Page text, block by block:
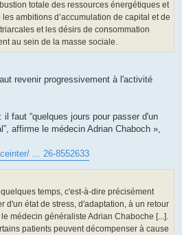
totale des ressources énergétiques et
ambitions d’accumulation de capital et de
et les désirs de consommation
au sein de la masse sociale.
revenir progressivement à l'activité
faut “quelques jours pour passer d'un
affirme le médecin Adrian Chaboch »,
... 26-8552633
temps, c'est-à-dire précisément
d'un état de stress, d'adaptation, à un retour
médecin généraliste Adrian Chaboche [...].
patients peuvent décompenser à cause